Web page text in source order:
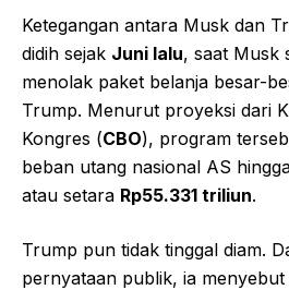
Ketegangan antara Musk dan
didih sejak Juni lalu, saat Musk
menolak paket belanja besar-
Trump. Menurut proyeksi dari
Kongres (CBO), program
beban utang nasional AS
atau setara Rp55.331 triliun.
Trump pun tidak tinggal diam.
pernyataan publik, ia